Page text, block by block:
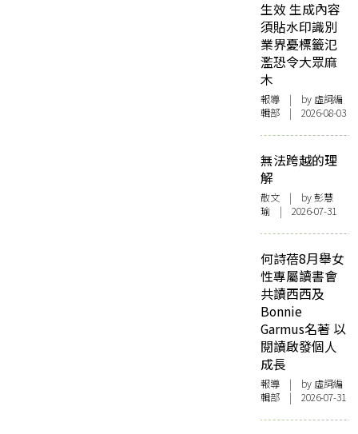
生效 生成內容
須貼水印識別
業界憂標籤氾
濫恐令大眾麻
木
報導 | by 虛詞編
輯部 | 2026-08-03
無法跨越的理
解
散文 | by 彭慧
瑜 | 2026-07-31
何詩蓓8月舉女
性專屬讀書會
共讀西西及
Bonnie
Garmus名著 以
閱讀啟發個人
成長
報導 | by 虛詞編
輯部 | 2026-07-31